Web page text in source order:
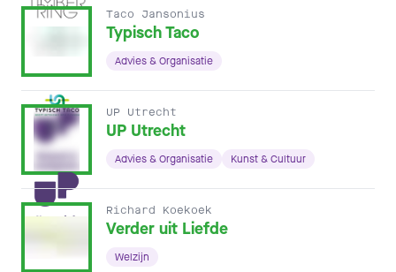
Taco Jansonius
Typisch Taco
Advies & Organisatie
UP Utrecht
UP Utrecht
Advies & Organisatie Kunst & Cultuur
Richard Koekoek
Verder uit Liefde
Welzijn